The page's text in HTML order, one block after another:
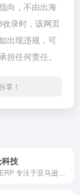
向，不由出海
录时，该网页
出现违规，可
担任何责任。
享！
技